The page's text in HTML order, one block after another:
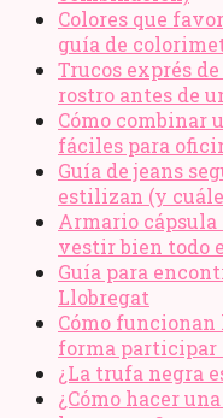
Colores que
guía de
Trucos exprés
rostro antes de
Cómo combinar
fáciles para
Guía de jeans
estilizan (y
Armario cápsula
vestir bien todo
Guía para
Llobregat
Cómo funcionan
forma participar
¿La trufa negra
¿Cómo hacer